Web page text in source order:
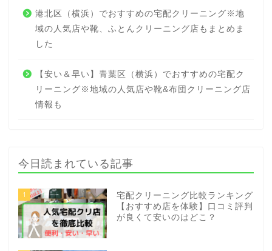
港北区（横浜）でおすすめの宅配クリーニング※地
域の人気店や靴、ふとんクリーニング店もまとめま
した
【安い＆早い】青葉区（横浜）でおすすめの宅配ク
リーニング※地域の人気店や靴&布団クリーニング店
情報も
今日読まれている記事
1
宅配クリーニング比較ランキング
【おすすめ店を体験】口コミ評判
が良くて安いのはどこ？